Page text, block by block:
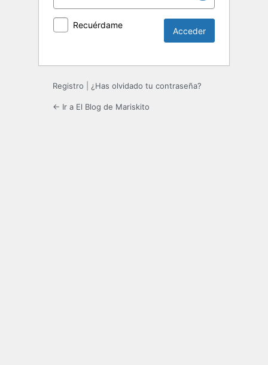
Recuérdame
Registro ¿Has olvidado tu contraseña?
← Ir a El Blog de Mariskito